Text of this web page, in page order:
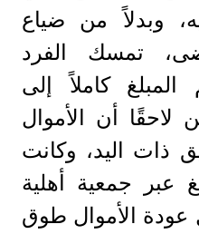
جنيه، وبدلاً من ضياع
تمسك الفرد
المبلغ كاملاً إلى
لاحقًا أن الأموال
ذات اليد، وكانت
عبر جمعية أهلية
عودة الأموال طوق